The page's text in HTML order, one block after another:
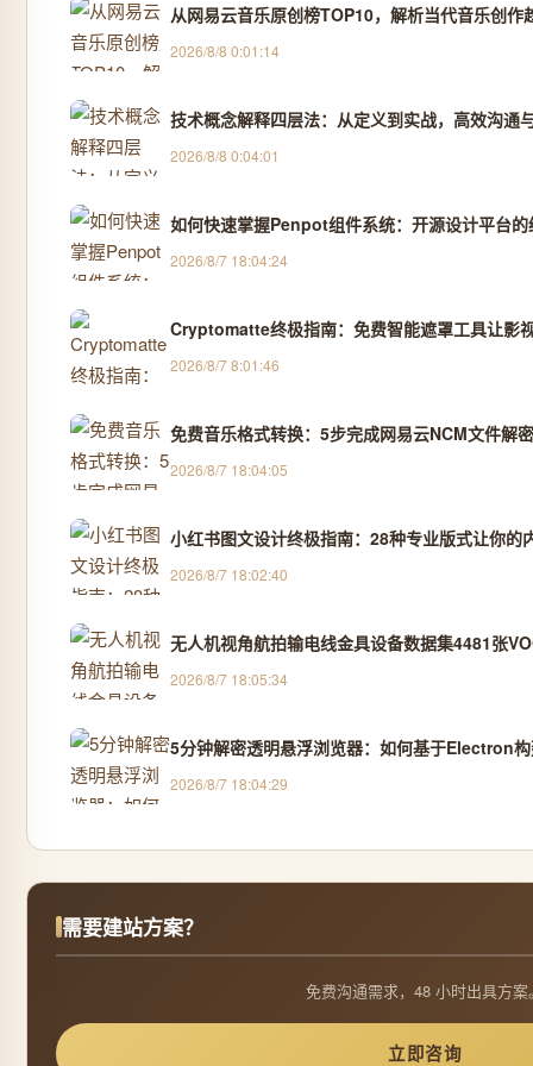
从网易云音乐原创榜TOP10，解析当代音乐创作
2026/8/8 0:01:14
技术概念解释四层法：从定义到实战，高效沟通
2026/8/8 0:04:01
如何快速掌握Penpot组件系统：开源设计平台的
2026/8/7 18:04:24
Cryptomatte终极指南：免费智能遮罩工具让影
2026/8/7 8:01:46
免费音乐格式转换：5步完成网易云NCM文件解
2026/8/7 18:04:05
小红书图文设计终极指南：28种专业版式让你的
2026/8/7 18:02:40
无人机视角航拍输电线金具设备数据集4481张
2026/8/7 18:05:34
5分钟解密透明悬浮浏览器：如何基于Electron
2026/8/7 18:04:29
需要建站方案？
免费沟通需求，48 小时出具方案
立即咨询